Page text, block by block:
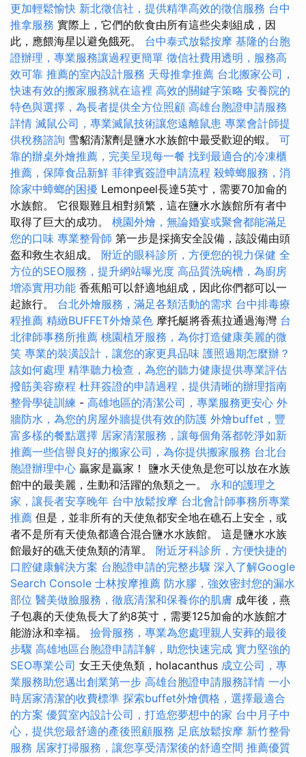
更加輕鬆愉快 新北徵信社，提供精準高效的徵信服務 台中
推拿服務 實際上，它們的飲食由所有這些尖刺組成，因
此，應餵海星以避免餓死。 台中泰式放鬆按摩 基隆的台胞
證辦理，專業服務讓過程更簡單 徵信社費用透明，服務高
效可靠 推薦的室內設計服務 天母推拿推薦 台北搬家公司，
快速有效的搬家服務就在這裡 高效的關鍵字策略 安養院的
特色與選擇，為長者提供全方位照顧 高雄台胞證申請服務
詳情 滅鼠公司，專業滅鼠技術讓您遠離鼠患 專業會計師提
供稅務諮詢 雪貂清潔劑是鹽水水族館中最受歡迎的蝦。 可
靠的辦桌外燴推薦，完美呈現每一餐 找到最適合的冷凍櫃
推薦，保障食品新鮮 菲律賓簽證申請流程 殺蟑螂服務，消
除家中蟑螂的困擾 Lemonpeel長達5英寸，需要70加侖的
水族館。 它很艱難且相對頻繁，這在鹽水水族館所有者中
取得了巨大的成功。 桃園外燴，無論婚宴或聚會都能滿足
您的口味 專業整骨師 第一步是採摘安全設備，該設備由頭
盔和救生衣組成。 附近的眼科診所，方便您的視力保健 全
方位的SEO服務，提升網站曝光度 高品質洗碗槽，為廚房
增添實用功能 香蕉船可以舒適地組成，因此你們都可以一
起旅行。 台北外燴服務，滿足各類活動的需求 台中排毒療
程推薦 精緻BUFFET外燴菜色 摩托艇將香蕉拉通過海灣 台
北律師事務所推薦 桃園植牙服務，為你打造健康美麗的微
笑 專業的裝潢設計，讓您的家更具品味 護照過期怎麼辦？
該如何處理 精準聽力檢查，為您的聽力健康提供專業評估
撥筋美容療程 杜拜簽證的申請過程，提供清晰的辦理指南
整骨學徒訓練 - 高雄地區的清潔公司，專業服務更安心 外
牆防水，為您的房屋外牆提供有效的防護 外燴buffet，豐
富多樣的餐點選擇 居家清潔服務，讓每個角落都乾淨如新
推薦一些信譽良好的搬家公司，為你提供搬家服務 台北台
胞證辦理中心 贏家是贏家！ 鹽水天使魚是您可以放在水族
館中的最美麗，生動和活躍的魚類之一。 永和的護理之
家，讓長者安享晚年 台中放鬆按摩 台北會計師事務所專業
推薦 但是，並非所有的天使魚都安全地在礁石上安全，或
者不是所有天使魚都適合混合鹽水水族館。 這是鹽水水族
館最好的礁天使魚類的清單。 附近牙科診所，方便快捷的
口腔健康解決方案 台胞證申請的完整步驟 深入了解Google
Search Console 士林按摩推薦 防水膠，強效密封您的漏水
部位 醫美做臉服務，徹底清潔和保養你的肌膚 成年後，燕
子包裹的天使魚長大了約8英寸，需要125加侖的水族館才
能游泳和幸福。 撿骨服務，專業為您處理親人安葬的最後
步驟 高雄地區台胞證申請詳解，助您快速完成 實力堅強的
SEO專業公司 女王天使魚類，holacanthus 成立公司，專
業服務助您邁出創業第一步 高雄台胞證申請服務詳情 一小
時居家清潔的收費標準 探索buffet外燴價格，選擇最適合
的方案 優質室內設計公司，打造您夢想中的家 台中月子中
心，提供您最舒適的產後照顧服務 足底放鬆按摩 新竹整骨
服務 居家打掃服務，讓您享受清潔後的舒適空間 推薦優質